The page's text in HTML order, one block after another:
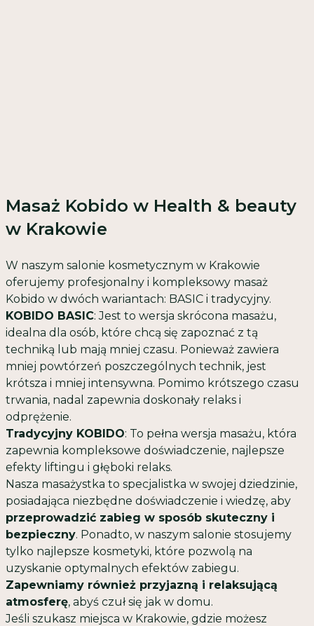
Masaż Kobido w Health & beauty
w Krakowie
W naszym salonie kosmetycznym w Krakowie
oferujemy profesjonalny i kompleksowy masaż
Kobido w dwóch wariantach: BASIC i tradycyjny.
KOBIDO BASIC: Jest to wersja skrócona masażu,
idealna dla osób, które chcą się zapoznać z tą
techniką lub mają mniej czasu. Ponieważ zawiera
mniej powtórzeń poszczególnych technik, jest
krótsza i mniej intensywna. Pomimo krótszego czasu
trwania, nadal zapewnia doskonały relaks i
odprężenie.
Tradycyjny KOBIDO: To pełna wersja masażu, która
zapewnia kompleksowe doświadczenie, najlepsze
efekty liftingu i głęboki relaks.
Nasza masażystka to specjalistka w swojej dziedzinie,
posiadająca niezbędne doświadczenie i wiedzę, aby
przeprowadzić zabieg w sposób skuteczny i
bezpieczny. Ponadto, w naszym salonie stosujemy
tylko najlepsze kosmetyki, które pozwolą na
uzyskanie optymalnych efektów zabiegu.
Zapewniamy również przyjazną i relaksującą
atmosferę, abyś czuł się jak w domu.
Jeśli szukasz miejsca w Krakowie, gdzie możesz